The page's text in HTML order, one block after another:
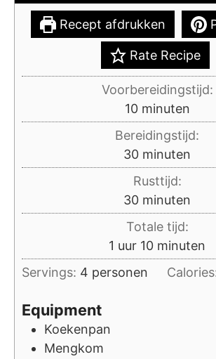
Recept afdrukken
Rate Recipe
Voorbereidingstijd:
10minuten
minuten
Bereidingstijd:
30minuten
minuten
Rusttijd:
30minuten
minuten
Totale tijd:
1 uur
uur 10minuten
minuten
Servings: 4 personen
Equipment
Koekenpan
Mengkom